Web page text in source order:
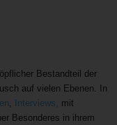
Bestandteil der
auf vielen Ebenen. In
, Interviews, mit
Besonderes in ihrem